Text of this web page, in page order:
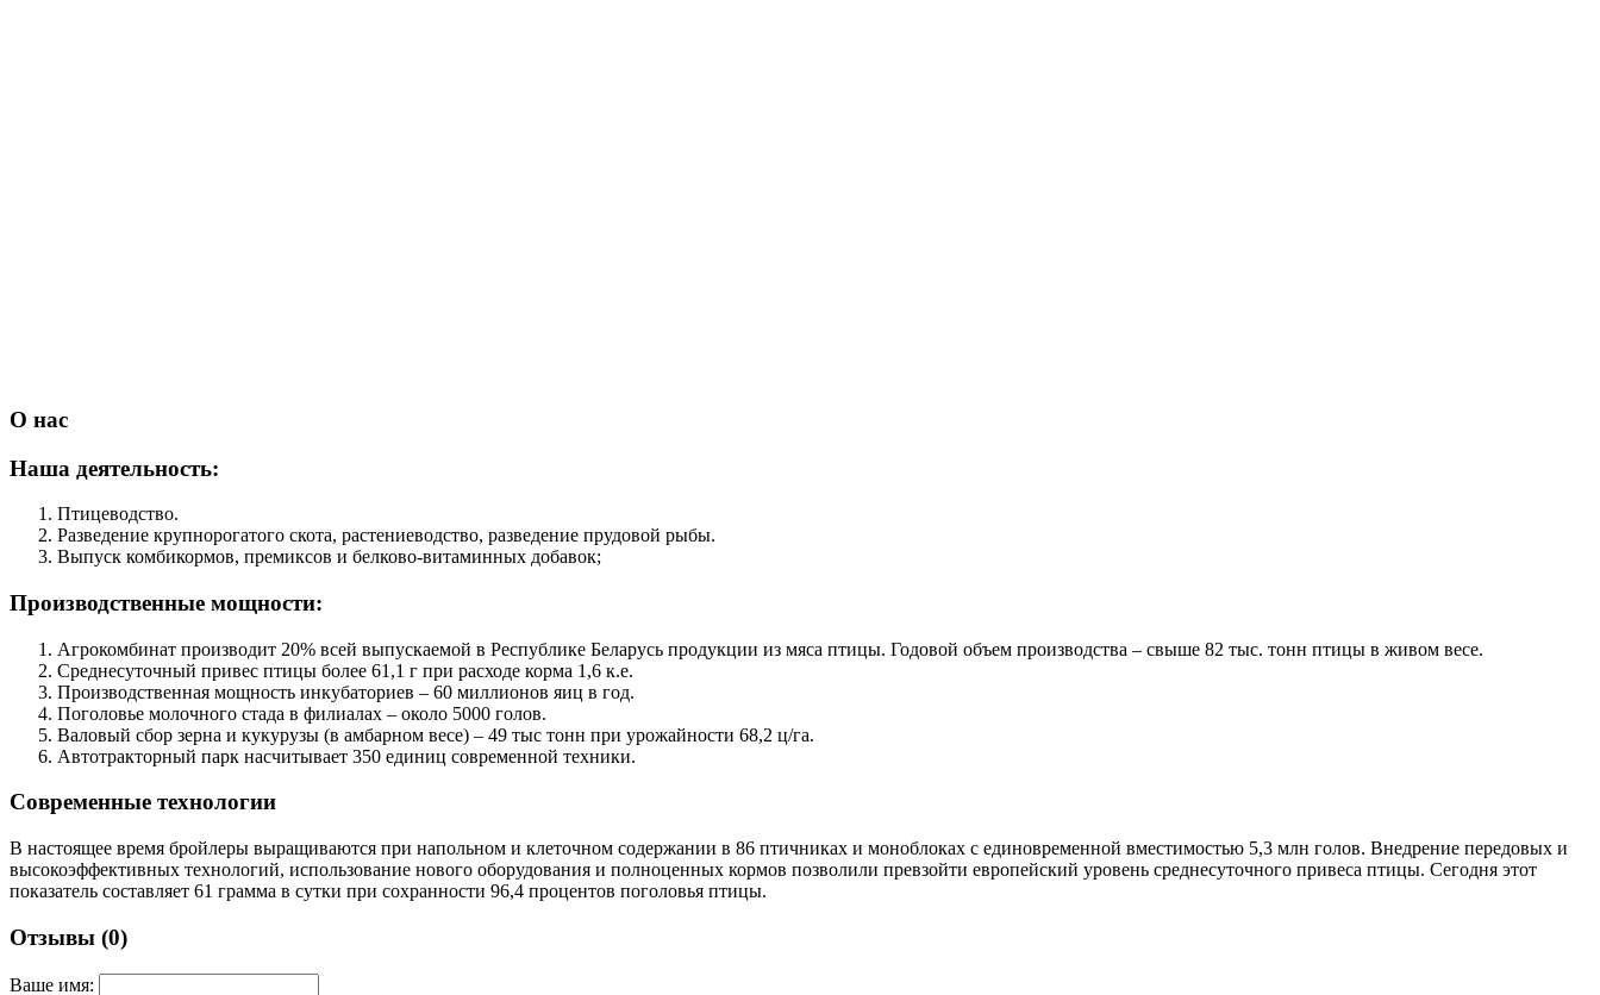
О нас
Наша деятельность:
Птицеводство.
Разведение крупнорогатого скота, растениеводство, разведение прудовой рыбы.
Выпуск комбикормов, премиксов и белково-витаминных добавок;
Производственные мощности:
Агрокомбинат производит 20% всей выпускаемой в Республике Беларусь продукции из мяса птицы. Годовой объем производства – свыше 82 тыс. тонн птицы в живом весе.
Среднесуточный привес птицы более 61,1 г при расходе корма 1,6 к.е.
Производственная мощность инкубаториев – 60 миллионов яиц в год.
Поголовье молочного стада в филиалах – около 5000 голов.
Валовый сбор зерна и кукурузы (в амбарном весе) – 49 тыс тонн при урожайности 68,2 ц/га.
Автотракторный парк насчитывает 350 единиц современной техники.
Современные технологии
В настоящее время бройлеры выращиваются при напольном и клеточном содержании в 86 птичниках и моноблоках с единовременной вместимостью 5,3 млн голов. Внедрение передовых и
высокоэффективных технологий, использование нового оборудования и полноценных кормов позволили превзойти европейский уровень среднесуточного привеса птицы. Сегодня этот
показатель составляет 61 грамма в сутки при сохранности 96,4 процентов поголовья птицы.
Отзывы (0)
Ваше имя: